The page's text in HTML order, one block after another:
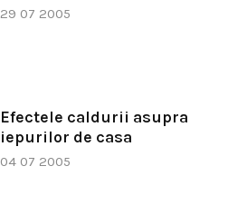
29 07 2005
Efectele caldurii asupra
iepurilor de casa
04 07 2005